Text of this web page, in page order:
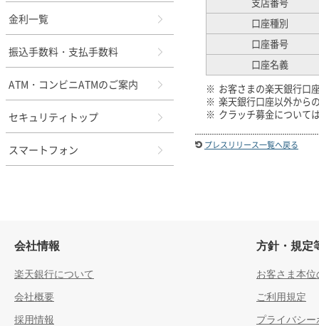
口座種別
口座番号
口座名義
※ お客さまの楽天銀行口
※ 楽天銀行口座以外から
※ クラッチ募金について
プレスリリース一覧へ戻る
金利一覧
振込手数料・支払手数料
ATM・コンビニATMのご案内
セキュリティトップ
スマートフォン
会社情報
楽天銀行について
会社概要
採用情報
方針・規定
お客さま本
ご利用規定
プライバシー